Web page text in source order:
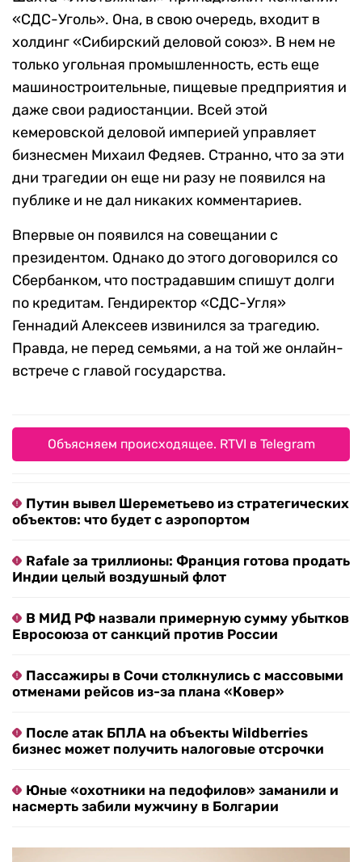
«СДС-Уголь». Она, в свою очередь, входит в
холдинг «Сибирский деловой союз». В нем не
только угольная промышленность, есть еще
машиностроительные, пищевые предприятия и
даже свои радиостанции. Всей этой
кемеровской деловой империей управляет
бизнесмен Михаил Федяев. Странно, что за эти
дни трагедии он еще ни разу не появился на
публике и не дал никаких комментариев.
Впервые он появился на совещании с
президентом. Однако до этого договорился со
Сбербанком, что пострадавшим спишут долги
по кредитам. Гендиректор «СДС-Угля»
Геннадий Алексеев извинился за трагедию.
Правда, не перед семьями, а на той же онлайн-
встрече с главой государства.
Объясняем происходящее. RTVI в Telegram
Путин вывел Шереметьево из стратегических
объектов: что будет с аэропортом
Rafale за триллионы: Франция готова продать
Индии целый воздушный флот
В МИД РФ назвали примерную сумму убытков
Евросоюза от санкций против России
Пассажиры в Сочи столкнулись с массовыми
отменами рейсов из-за плана «Ковер»
После атак БПЛА на объекты Wildberries
бизнес может получить налоговые отсрочки
Юные «охотники на педофилов» заманили и
насмерть забили мужчину в Болгарии